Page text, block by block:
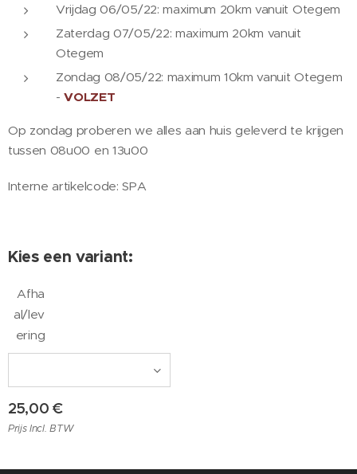
Vrijdag 06/05/22: maximum 20km vanuit Otegem
Zaterdag 07/05/22: maximum 20km vanuit
Otegem
Zondag 08/05/22: maximum 10km vanuit Otegem
-VOLZET
Op zondag proberen we alles aan huis geleverd te krijgen
tussen 08u00 en 13u00
Interne artikelcode: SPA
Kies een variant:
Afha
al/lev
ering
25,00 €
Prijs Incl. BTW